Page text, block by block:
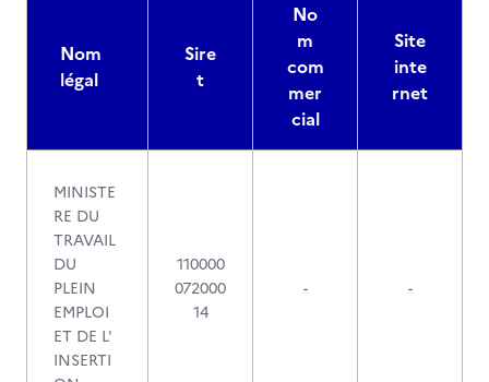
Nom
légal
Sire
t
No
m
com
mer
cial
Site
inte
rnet
MINISTE
RE DU
TRAVAIL
DU
PLEIN
EMPLOI
ET DE L'
INSERTI
110000
072000
14
- -